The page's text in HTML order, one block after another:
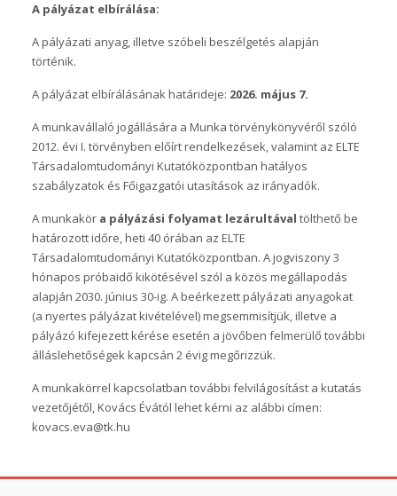
A pályázat elbírálása:
A pályázati anyag, illetve szóbeli beszélgetés alapján
történik.
A pályázat elbírálásának határideje: 2026. május 7.
A munkavállaló jogállására a Munka törvénykönyvéről szóló
2012. évi I. törvényben előírt rendelkezések, valamint az ELTE
Társadalomtudományi Kutatóközpontban hatályos
szabályzatok és Főigazgatói utasítások az irányadók.
A munkakör a pályázási folyamat lezárultával tölthető be
határozott időre, heti 40 órában az ELTE
Társadalomtudományi Kutatóközpontban. A jogviszony 3
hónapos próbaidő kikötésével szól a közös megállapodás
alapján 2030. június 30-ig. A beérkezett pályázati anyagokat
(a nyertes pályázat kivételével) megsemmisítjük, illetve a
pályázó kifejezett kérése esetén a jövőben felmerülő további
álláslehetőségek kapcsán 2 évig megőrizzük.
A munkakörrel kapcsolatban további felvilágosítást a kutatás
vezetőjétől, Kovács Évától lehet kérni az alábbi címen:
kovacs.eva@tk.hu